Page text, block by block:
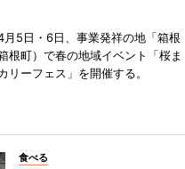
月5日・6日、事業発祥の地「箱根
根町）で春の地域イベント「桜ま
リーフェス」を開催する。
食べる